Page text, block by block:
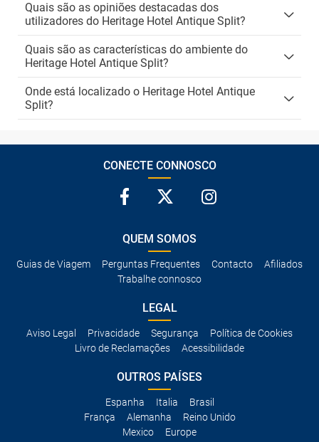
Quais são as opiniões destacadas dos
utilizadores do Heritage Hotel Antique Split?
Quais são as características do ambiente do
Heritage Hotel Antique Split?
Onde está localizado o Heritage Hotel Antique
Split?
CONECTE CONNOSCO
QUEM SOMOS
Guias de Viagem Perguntas Frequentes Contacto
Afiliados
Trabalhe connosco
LEGAL
Aviso Legal Privacidade Segurança
Política de Cookies
Livro de Reclamações
Acessibilidade
OUTROS PAÍSES
Espanha Italia
Brasil
França
Alemanha
Reino Unido
Mexico
Europe